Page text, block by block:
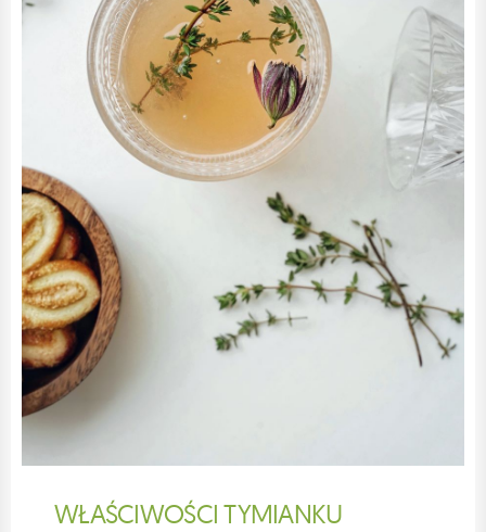
WŁAŚCIWOŚCI TYMIANKU